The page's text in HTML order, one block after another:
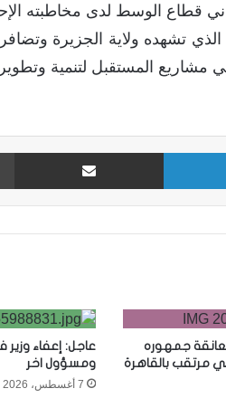
قطاع الوسط لدى مخاطبته
تشهده ولاية الجزيرة
مشاريع المستقبل لتنمية
لينكدإن مشاركة
جمهوره
مرتقب بالقاهرة
عاجل: إعفاء
ومسؤول اخر
7 أغسطس، 2026